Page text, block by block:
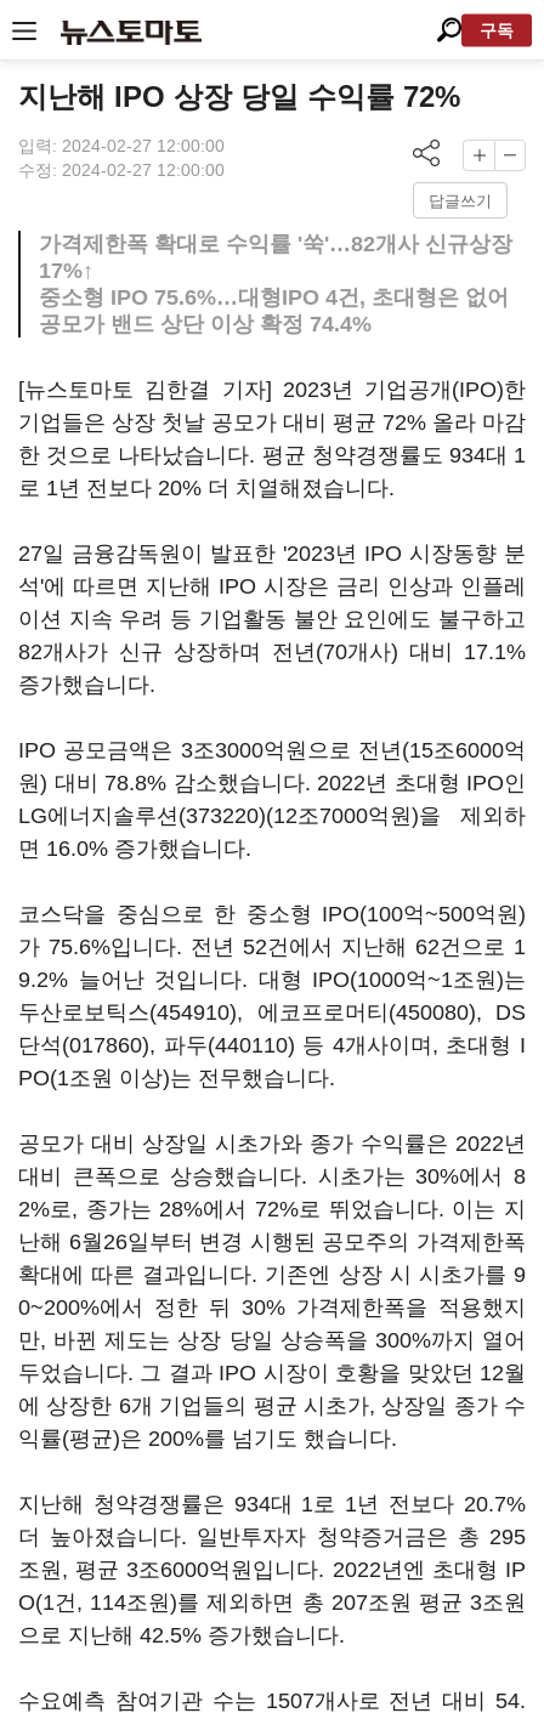
구독
지난해 IPO 상장 당일 수익률 72%
입력: 2024-02-27 12:00:00
수정: 2024-02-27 12:00:00
답글쓰기
가격제한폭 확대로 수익률 '쑥'…82개사 신규상장
17%↑
중소형 IPO 75.6%…대형IPO 4건, 초대형은 없어
공모가 밴드 상단 이상 확정 74.4%
[뉴스토마토 김한결 기자] 2023년 기업공개(IPO)한
기업들은 상장 첫날 공모가 대비 평균 72% 올라 마감
한 것으로 나타났습니다. 평균 청약경쟁률도 934대 1
로 1년 전보다 20% 더 치열해졌습니다.
27일 금융감독원이 발표한 '2023년 IPO 시장동향 분
석'에 따르면 지난해 IPO 시장은 금리 인상과 인플레
이션 지속 우려 등 기업활동 불안 요인에도 불구하고
82개사가 신규 상장하며 전년(70개사) 대비 17.1%
증가했습니다.
IPO 공모금액은 3조3000억원으로 전년(15조6000억
원) 대비 78.8% 감소했습니다. 2022년 초대형 IPO인
LG에너지솔루션(373220)(12조7000억원)을 제외하
면 16.0% 증가했습니다.
코스닥을 중심으로 한 중소형 IPO(100억~500억원)
가 75.6%입니다. 전년 52건에서 지난해 62건으로 1
9.2% 늘어난 것입니다. 대형 IPO(1000억~1조원)는
두산로보틱스(454910), 에코프로머티(450080), DS
단석(017860), 파두(440110) 등 4개사이며, 초대형 I
PO(1조원 이상)는 전무했습니다.
공모가 대비 상장일 시초가와 종가 수익률은 2022년
대비 큰폭으로 상승했습니다. 시초가는 30%에서 8
2%로, 종가는 28%에서 72%로 뛰었습니다. 이는 지
난해 6월26일부터 변경 시행된 공모주의 가격제한폭
확대에 따른 결과입니다. 기존엔 상장 시 시초가를 9
0~200%에서 정한 뒤 30% 가격제한폭을 적용했지
만, 바뀐 제도는 상장 당일 상승폭을 300%까지 열어
두었습니다. 그 결과 IPO 시장이 호황을 맞았던 12월
에 상장한 6개 기업들의 평균 시초가, 상장일 종가 수
익률(평균)은 200%를 넘기도 했습니다.
지난해 청약경쟁률은 934대 1로 1년 전보다 20.7%
더 높아졌습니다. 일반투자자 청약증거금은 총 295
조원, 평균 3조6000억원입니다. 2022년엔 초대형 IP
O(1건, 114조원)를 제외하면 총 207조원 평균 3조원
으로 지난해 42.5% 증가했습니다.
수요예측 참여기관 수는 1507개사로 전년 대비 54.